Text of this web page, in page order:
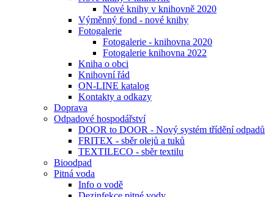
Nové knihy v knihovně 2020
Výměnný fond - nové knihy
Fotogalerie
Fotogalerie - knihovna 2020
Fotogalerie knihovna 2022
Kniha o obci
Knihovní řád
ON-LINE katalog
Kontakty a odkazy
Doprava
Odpadové hospodářství
DOOR to DOOR - Nový systém třídění odpadů
FRITEX - sběr olejů a tuků
TEXTILECO - sběr textilu
Bioodpad
Pitná voda
Info o vodě